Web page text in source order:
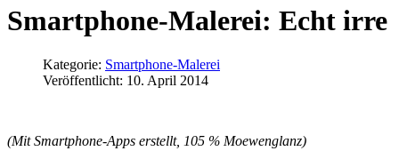
Smartphone-Malerei: Echt irre
Kategorie: Smartphone-Malerei
Veröffentlicht: 10. April 2014
(Mit Smartphone-Apps erstellt, 105 % Moewenglanz)